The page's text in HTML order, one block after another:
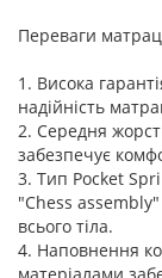
Переваги
1. Висока
надійність
2. Середня
забезпечує
3. Тип Pocket
"Chess assembly"
всього тіла.
4. Наповнення
матеріалами